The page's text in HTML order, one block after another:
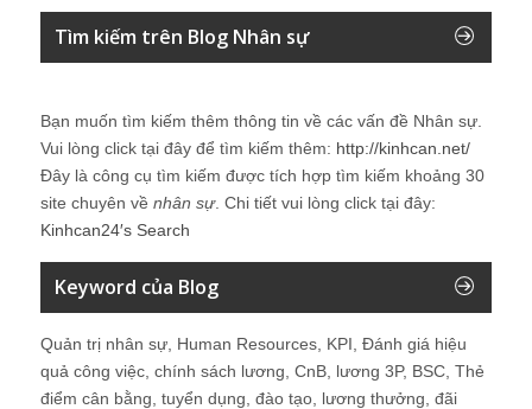
Tìm kiếm trên Blog Nhân sự
Bạn muốn tìm kiếm thêm thông tin về các vấn đề Nhân sự
Vui lòng click tại đây để tìm kiếm thêm: http://kinhcan.net/
Đây là công cụ tìm kiếm được tích hợp tìm kiếm khoảng 30
site chuyên về nhân sự. Chi tiết vui lòng click tại đây:
Kinhcan24′s Search
Keyword của Blog
Quản trị nhân sự, Human Resources, KPI, Đánh giá hiệu
quả công việc, chính sách lương, CnB, lương 3P, BSC, Thẻ
điểm cân bằng, tuyển dụng, đào tạo, lương thưởng, đãi